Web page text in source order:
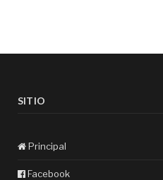
SITIO
Principal
Facebook